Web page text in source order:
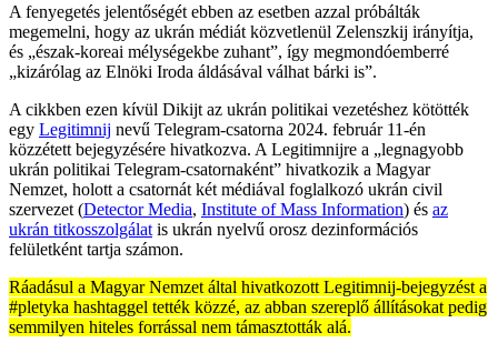
A fenyegetés jelentőségét ebben az esetben azzal próbálták
megemelni, hogy az ukrán médiát közvetlenül Zelenszkij irányítja,
és „észak-koreai mélységekbe zuhant”, így megmondóemberré
„kizárólag az Elnöki Iroda áldásával válhat bárki is”.
A cikkben ezen kívül Dikijt az ukrán politikai vezetéshez kötötték
egy Legitimnij nevű Telegram-csatorna 2024. február 11-én
közzétett bejegyzésére hivatkozva. A Legitimnijre a „legnagyobb
ukrán politikai Telegram-csatornaként” hivatkozik a Magyar
Nemzet, holott a csatornát két médiával foglalkozó ukrán civil
szervezet (Detector Media, Institute of Mass Information) és az
ukrán titkosszolgálat is ukrán nyelvű orosz dezinformációs
felületként tartja számon.
Ráadásul a Magyar Nemzet által hivatkozott Legitimnij-bejegyzést a
#pletyka hashtaggel tették közzé, az abban szereplő állításokat pedig
semmilyen hiteles forrással nem támasztották alá.